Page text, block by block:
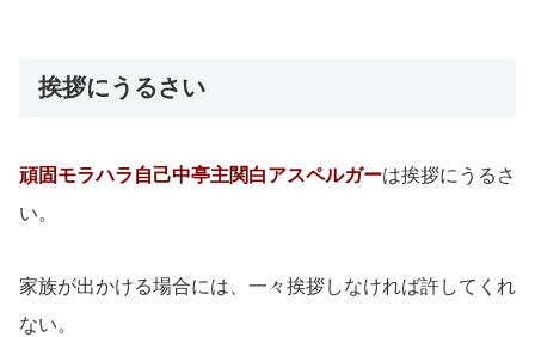
挨拶にうるさい
頑固モラハラ自己中亭主関白アスペルガーは挨拶にうるさ
い。
家族が出かける場合には、一々挨拶しなければ許してくれ
ない。